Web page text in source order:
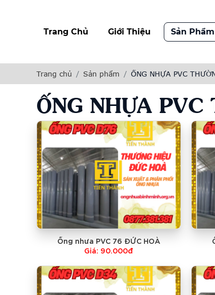
Trang Chủ Giới Thiệu Sản Phẩm
Trang chủ Sản phẩm ỐNG NHỰA PVC
ỐNG NHỰA PVC
Ống nhưa PVC 76 ĐỨC HOÀ
Giá: 90.000đ